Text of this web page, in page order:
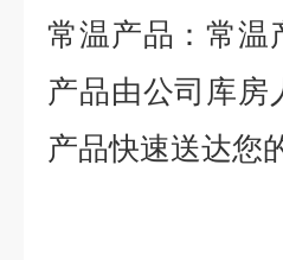
常温产品：常温
产品由公司库房
产品快速送达您